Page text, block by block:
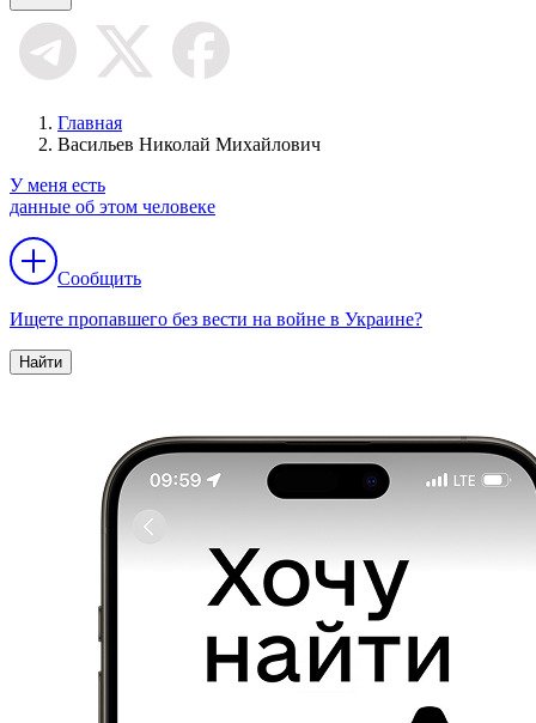
Главная
Васильев Николай Михайлович
У меня есть
данные об этом человеке
Сообщить
Ищете пропавшего без вести на войне в Украине?
Найти